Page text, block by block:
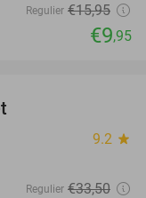
Regulier €15,95
€9,95
9.2 star
Regulier €33,50